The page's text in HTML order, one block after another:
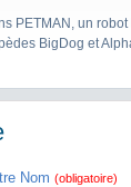
PETMAN, un
BigDog et
Nom (obligatoire)